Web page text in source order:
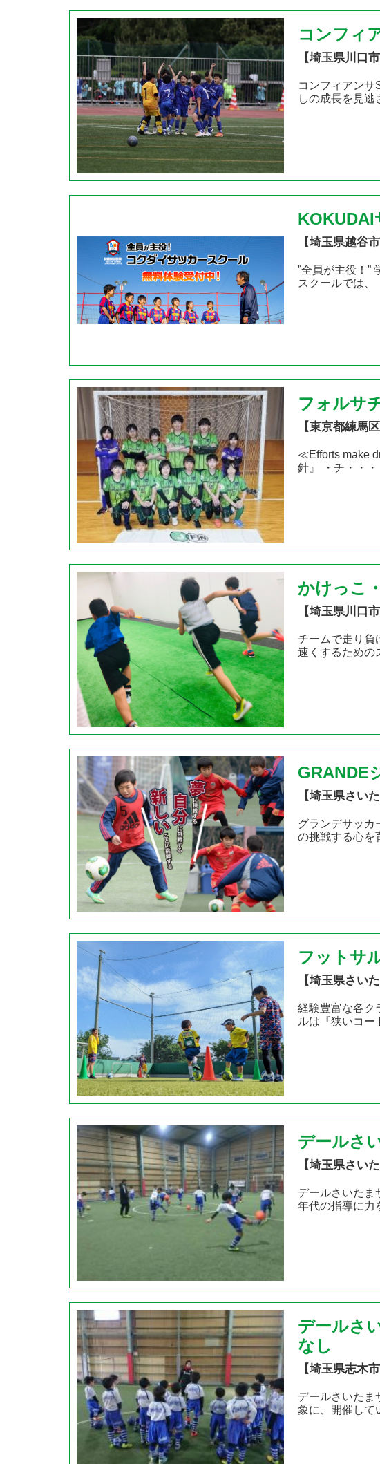
コンフィ
【埼玉県川口
コンフィアンサ
しの成長を見逃
【埼玉県越谷
”全員が主役！”
スクールでは、
フォルサ
【東京都練馬
≪Efforts make
針』 ・チ・・・
かけっこ
【埼玉県川口
チームで走り負
速くするための
GRANDE
【埼玉県さい
グランデサッカ
の挑戦する心を
フットサ
【埼玉県さい
経験豊富な各
ルは『狭いコー
デールさ
【埼玉県さい
デールさいたま
年代の指導に力
デールさ
なし
【埼玉県志木
デールさいたま
象に、開催して